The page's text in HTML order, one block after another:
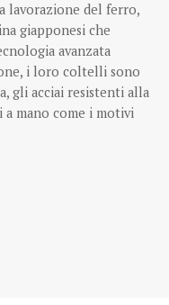
lavorazione del ferro,
giapponesi che
avanzata
i loro coltelli sono
gli acciai resistenti alla
mano come i motivi